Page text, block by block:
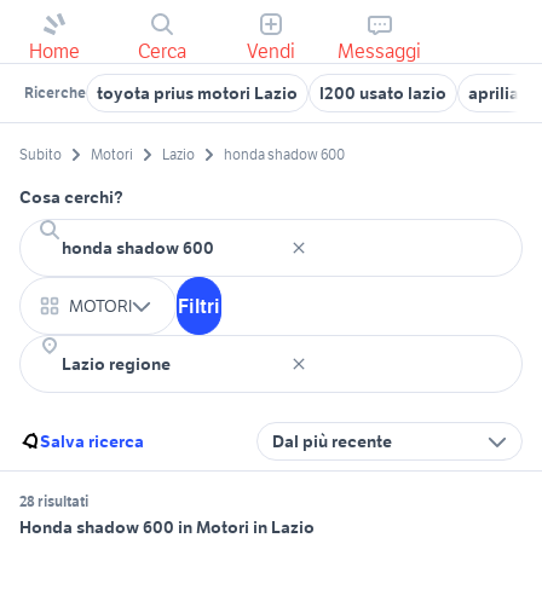
Home Cerca Vendi Messaggi
Ricerche toyota prius motori Lazio l200 usato lazio aprilia
Subito Motori Lazio honda shadow 600
Cosa cerchi?
MOTORI Filtri
Salva ricerca Dal più recente
28 risultati
Honda shadow 600 in Motori in Lazio